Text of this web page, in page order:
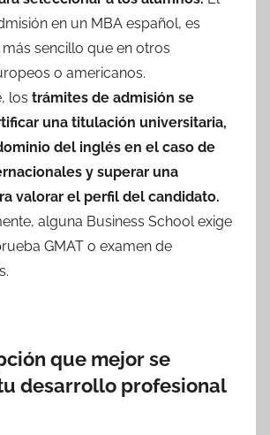
en un MBA español, es
sencillo que en otros
o americanos.
los trámites de admisión se
una titulación universitaria,
del inglés en el caso de
y superar una
valorar el perfil del candidato.
alguna Business School exige
GMAT o examen de
que mejor se
desarrollo profesional